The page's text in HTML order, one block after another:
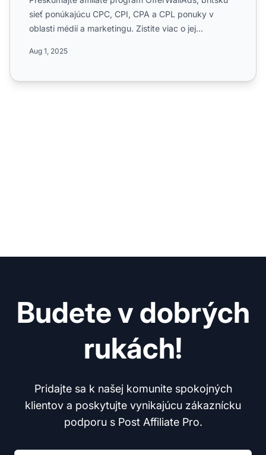
sieť ponúkajúcu CPC, CPI, CPA a CPL ponuky v
oblasti médií a marketingu. Zistite viac o jej
Aug 1, 2025
Budete v dobrých
rukách!
Pridajte sa k našej komunite spokojných
klientov a poskytujte vynikajúcu zákaznícku
podporu s Post Affiliate Pro.